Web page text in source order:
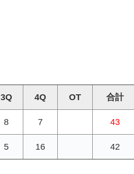
3Q 4Q OT 合計
8 7 43
5 16 42